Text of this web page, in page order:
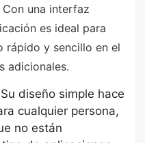
una interfaz
es ideal para
rápido y sencillo en el
adicionales.
Su diseño simple hace
cualquier persona,
no están